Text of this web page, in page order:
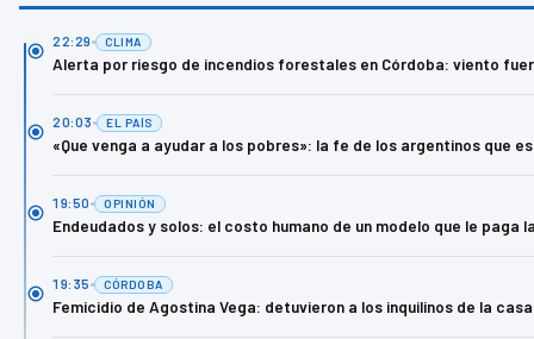
22:29 CLIMA
Alerta por riesgo de incendios forestales en Córdoba: viento
20:03 EL PAÍS
«Que venga a ayudar a los pobres»: la fe de los argentinos que
19:50 OPINIÓN
Endeudados y solos: el costo humano de un modelo que le
19:35 CÓRDOBA
Femicidio de Agostina Vega: detuvieron a los inquilinos de la